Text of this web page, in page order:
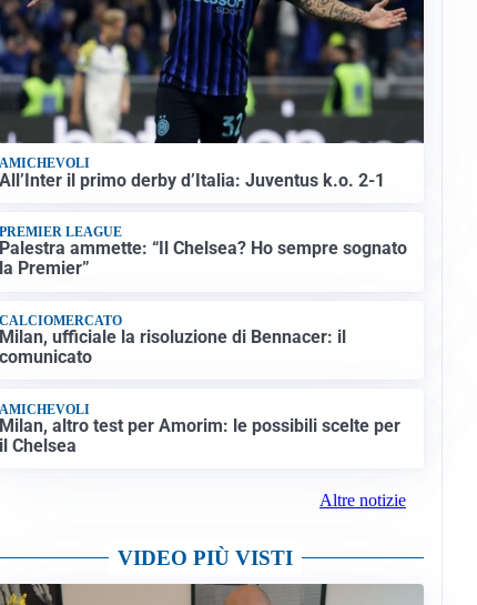
AMICHEVOLI
All’Inter il primo derby d’Italia: Juventus k.o. 2-1
PREMIER LEAGUE
Palestra ammette: “Il Chelsea? Ho sempre sognato
la Premier”
CALCIOMERCATO
Milan, ufficiale la risoluzione di Bennacer: il
comunicato
AMICHEVOLI
Milan, altro test per Amorim: le possibili scelte per
il Chelsea
Altre notizie
VIDEO PIÙ VISTI